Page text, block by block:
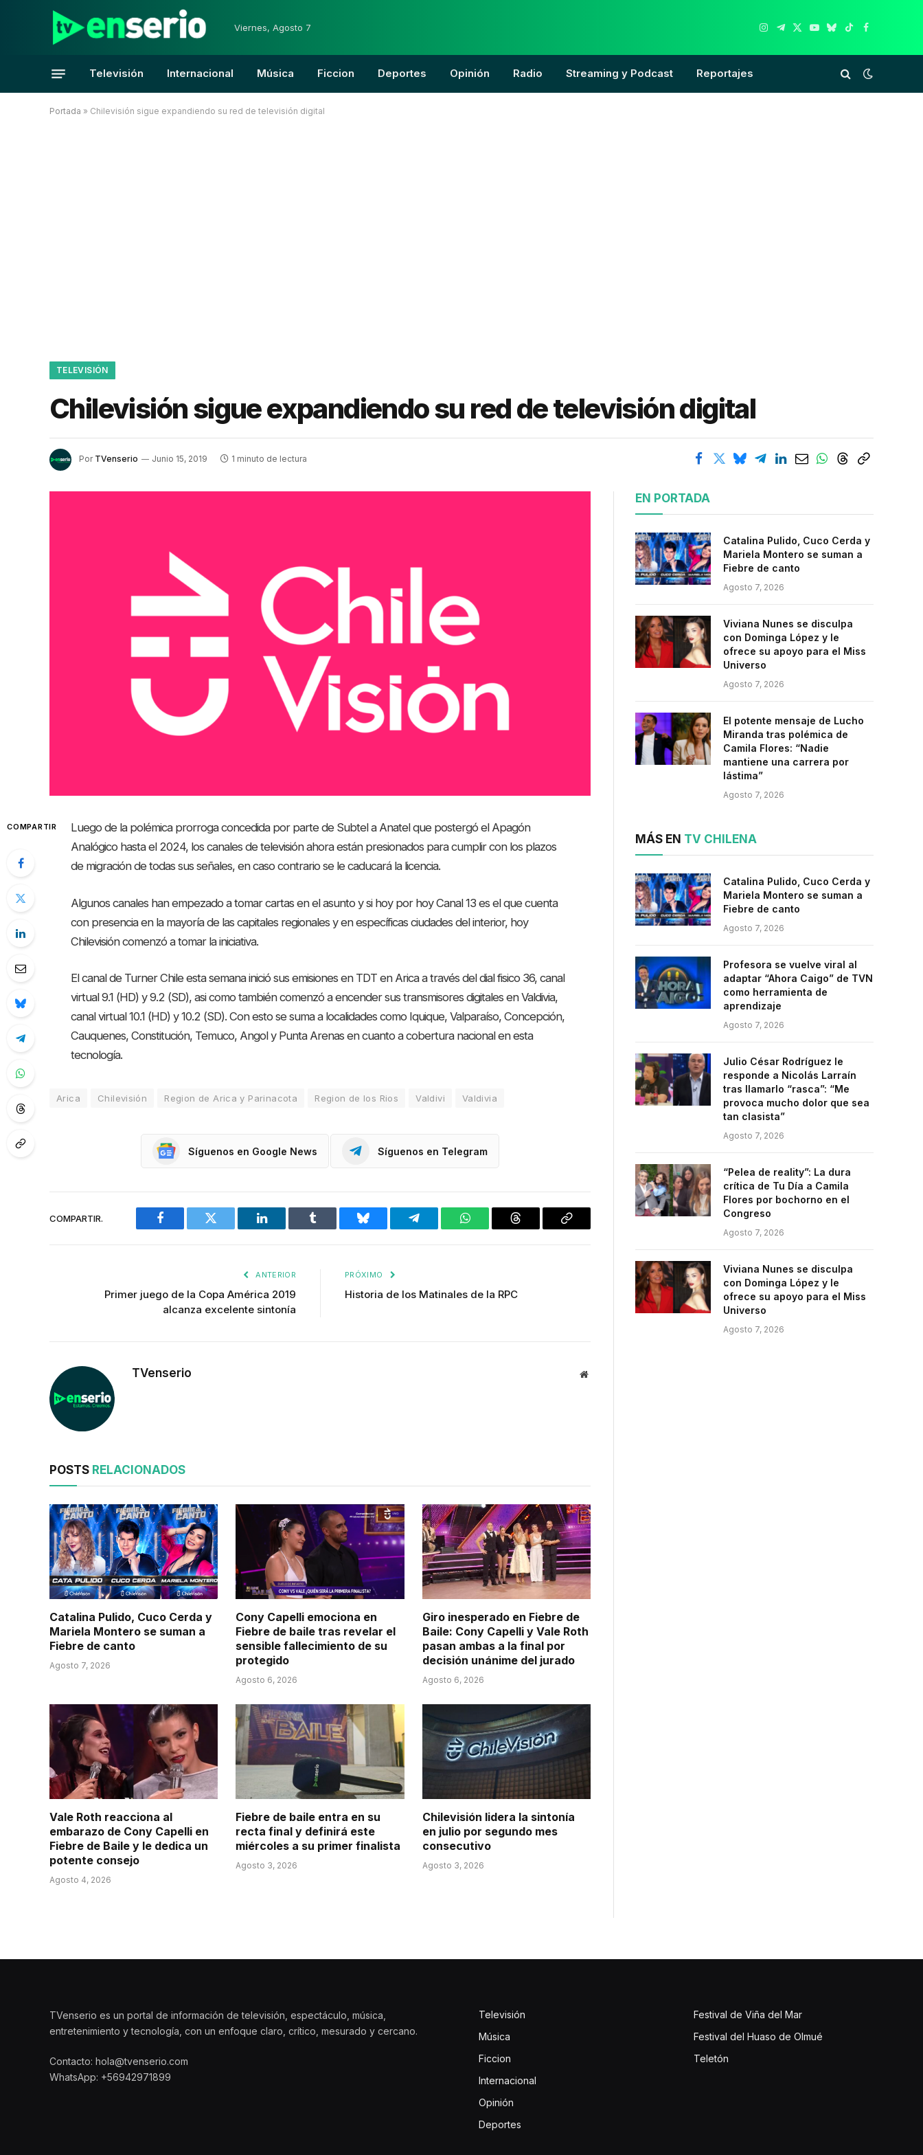
Viernes, Agosto 7
Instagram
Telegram
X
YouTube
Bluesky
TikTokFacebook
Televisión Internacional Música Ficcion Deportes Opinión Radio Streaming y Podcast Reportajes
Portada » Chilevisión sigue expandiendo su red de televisión digital
TELEVISIÓN
Chilevisión sigue expandiendo su red de televisión digital
Por TVenserio Junio 15, 2019 1 minuto de lectura
COMPARTIR
Luego de la polémica prorroga concedida por parte de Subtel a Anatel que postergó el Apagón
Analógico hasta el 2024, los canales de televisión ahora están presionados para cumplir con los plazos
de migración de todas sus señales, en caso contrario se le caducará la licencia.
Algunos canales han empezado a tomar cartas en el asunto y si hoy por hoy Canal 13 es el que cuenta
con presencia en la mayoría de las capitales regionales y en específicas ciudades del interior, hoy
Chilevisión comenzó a tomar la iniciativa.
El canal de Turner Chile esta semana inició sus emisiones en TDT en Arica a través del dial fisico 36, canal
virtual 9.1 (HD) y 9.2 (SD), asi como también comenzó a encender sus transmisores digitales en Valdivia,
canal virtual 10.1 (HD) y 10.2 (SD). Con esto se suma a localidades como Iquique, Valparaíso, Concepción,
Cauquenes, Constitución, Temuco, Angol y Punta Arenas en cuanto a cobertura nacional en esta
tecnología.
Arica Chilevisión Region de Arica y Parinacota Region de los Rios Valdivi Valdivia
Síguenos en Google News Síguenos en Telegram
COMPARTIR.
Facebook Twitter LinkedIn Tumblr Bluesky Telegram WhatsAppThreads
Copiar
ANTERIOR
Primer juego de la Copa América 2019
alcanza excelente sintonía
PRÓXIMO
Historia de los Matinales de la RPC
TVenserio Website
POSTS RELACIONADOS
Catalina Pulido, Cuco Cerda y
Mariela Montero se suman a
Fiebre de canto
Agosto 7, 2026
Cony Capelli emociona en
Fiebre de baile tras revelar el
sensible fallecimiento de su
protegido
Agosto 6, 2026
Giro inesperado en Fiebre de
Baile: Cony Capelli y Vale Roth
pasan ambas a la final por
decisión unánime del jurado
Agosto 6, 2026
Vale Roth reacciona al
embarazo de Cony Capelli en
Fiebre de Baile y le dedica un
potente consejo
Agosto 4, 2026
Fiebre de baile entra en su
recta final y definirá este
miércoles a su primer finalista
Agosto 3, 2026
Chilevisión lidera la sintonía
en julio por segundo mes
consecutivo
Agosto 3, 2026
EN PORTADA
Catalina Pulido, Cuco Cerda y
Mariela Montero se suman a
Fiebre de canto
Agosto 7, 2026
Viviana Nunes se disculpa
con Dominga López y le
ofrece su apoyo para el Miss
Universo
Agosto 7, 2026
El potente mensaje de Lucho
Miranda tras polémica de
Camila Flores: “Nadie
mantiene una carrera por
lástima”
Agosto 7, 2026
MÁS EN TV CHILENA
Catalina Pulido, Cuco Cerda y
Mariela Montero se suman a
Fiebre de canto
Agosto 7, 2026
Profesora se vuelve viral al
adaptar “Ahora Caigo” de TVN
como herramienta de
aprendizaje
Agosto 7, 2026
Julio César Rodríguez le
responde a Nicolás Larraín
tras llamarlo “rasca”: “Me
provoca mucho dolor que sea
tan clasista”
Agosto 7, 2026
“Pelea de reality”: La dura
crítica de Tu Día a Camila
Flores por bochorno en el
Congreso
Agosto 7, 2026
Viviana Nunes se disculpa
con Dominga López y le
ofrece su apoyo para el Miss
Universo
Agosto 7, 2026
TVenserio es un portal de información de televisión, espectáculo, música,
entretenimiento y tecnología, con un enfoque claro, crítico, mesurado y cercano.
Contacto: hola@tvenserio.com
WhatsApp: +56942971899
Televisión
Música
Ficcion
Internacional
Opinión
Deportes
Festival de Viña del Mar
Festival del Huaso de Olmué
Teletón